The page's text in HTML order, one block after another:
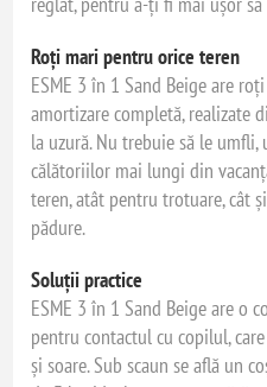
Roți mari pentru orice teren
ESME 3 în 1 Sand Beige are
amortizare completă, realizate
la uzură. Nu trebuie să le
călătoriilor mai lungi din
teren, atât pentru trotuare, cât
pădure.
Soluții practice
ESME 3 în 1 Sand Beige are o
pentru contactul cu copilul,
și soare. Sub scaun se află un